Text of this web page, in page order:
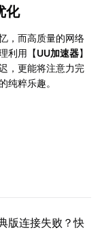
化
，而高质量的网络
利用【UU加速器】
，更能将注意力完
纯粹乐趣。
版连接失败？快